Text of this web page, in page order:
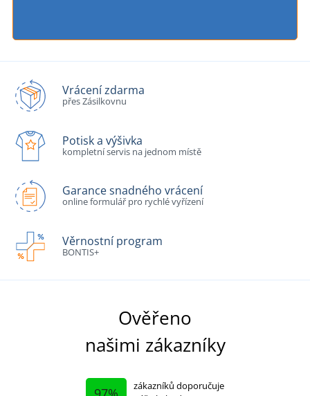
Vrácení zdarma
přes Zásilkovnu
Potisk a výšivka
kompletní servis na jednom místě
Garance snadného vrácení
online formulář pro rychlé vyřízení
Věrnostní program
BONTIS+
Ověřeno
našimi zákazníky
zákazníků doporučuje